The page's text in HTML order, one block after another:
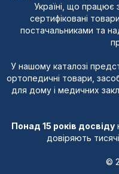
Україні, що працює
сертифіковані
постачальниками та
У нашому каталозі
ортопедичні товари,
для дому і медичних
Понад 15 років досвіду
довіряють
©